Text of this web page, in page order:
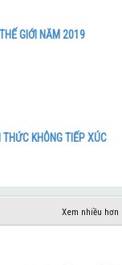
MÁI NGÓI ĐỎ TRUNG CỔ
GIỚI NĂM 2019
KHÔNG TIẾP XÚC
BAY TỪ NĂNG LƯỢNG
Xem nhiều hơn